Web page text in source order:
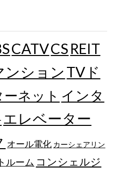
CATVCS REIT
ンション TVド
ネット インタ
エレベーター
オール電化 カーシェアリン
ルーム コンシェルジ